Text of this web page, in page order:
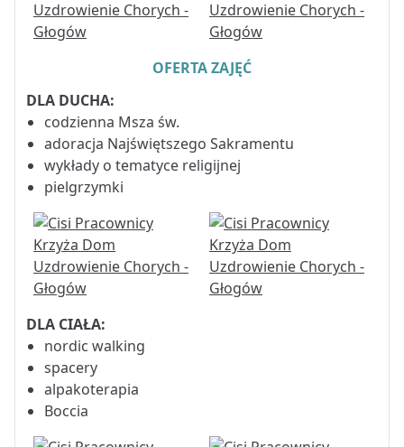
OFERTA ZAJĘĆ
DLA DUCHA:
codzienna Msza św.
adoracja Najświętszego Sakramentu
wykłady o tematyce religijnej
pielgrzymki
DLA CIAŁA:
nordic walking
spacery
alpakoterapia
Boccia